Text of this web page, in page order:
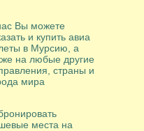
Вы можете
и купить авиа
в Мурсию, а
на любые другие
страны и
мира
места на